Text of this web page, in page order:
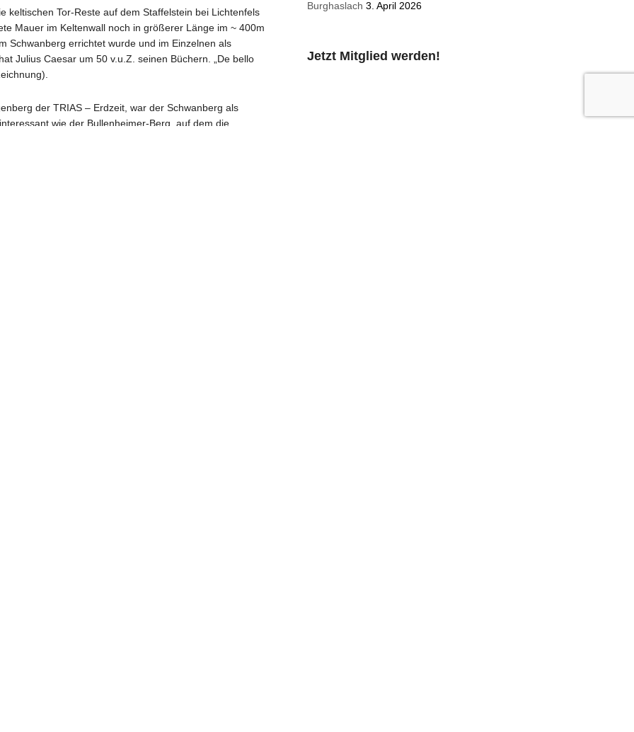
keltischen Tor-Reste auf dem Staffelstein bei Lichtenfels
Mauer im Keltenwall noch in größerer Länge im ~ 400m
Schwanberg errichtet wurde und im Einzelnen als
Julius Caesar um 50 v.u.Z. seinen Büchern. „De bello
der TRIAS – Erdzeit, war der Schwanberg als
wie der Bullenheimer-Berg. auf dem die
Burghaslach 3. April 2026
Jetzt Mitglied werden!